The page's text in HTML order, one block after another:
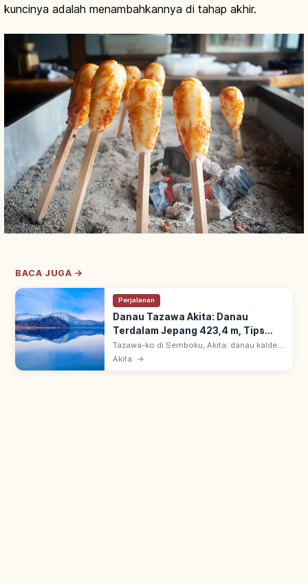
kuncinya adalah menambahkannya di tahap akhir.
BACA JUGA →
Perjalanan
Danau Tazawa Akita: Danau
Terdalam Jepang 423,4 m, Tips
Berkunjung
Tazawa-ko di Semboku, Akita: danau kaldera
terdalam Jepang, kedalaman 423,4 m &
Akita →